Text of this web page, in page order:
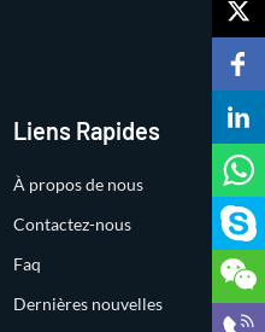
Liens Rapides
À propos de nous
Contactez-nous
Faq
Dernières nouvelles